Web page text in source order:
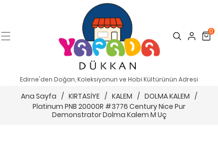
Search Cart
0
Edirne'den Doğan, Koleksiyonun ve Hobi Kültürünün Adresi
Ana Sayfa / KIRTASİYE / KALEM / DOLMA KALEM /
Platinum PNB 20000R #3776 Century Nice Pur
Demonstrator Dolma Kalem M Uç